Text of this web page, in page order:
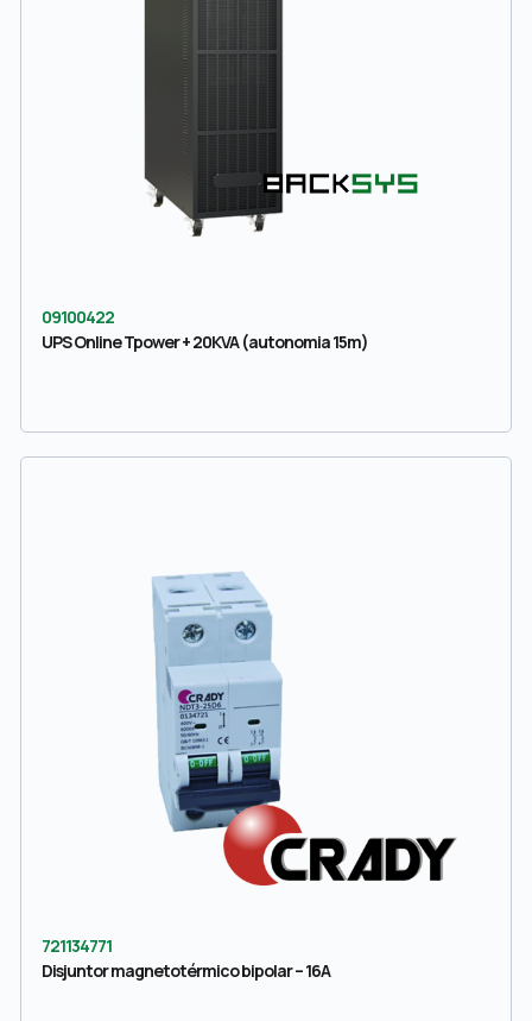
09100422
UPS Online Tpower + 20KVA (autonomia 15m)
721134771
Disjuntor magnetotérmico bipolar – 16A